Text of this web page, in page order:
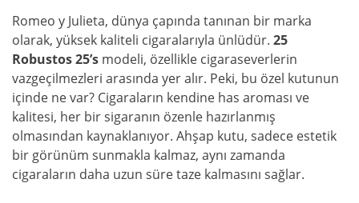
Romeo y Julieta, dünya çapında tanınan bir marka
olarak, yüksek kaliteli cigaralarıyla ünlüdür. 25
Robustos 25’s modeli, özellikle cigaraseverlerin
vazgeçilmezleri arasında yer alır. Peki, bu özel kutunun
içinde ne var? Cigaraların kendine has aroması ve
kalitesi, her bir sigaranın özenle hazırlanmış
olmasından kaynaklanıyor. Ahşap kutu, sadece estetik
bir görünüm sunmakla kalmaz, aynı zamanda
cigaraların daha uzun süre taze kalmasını sağlar.